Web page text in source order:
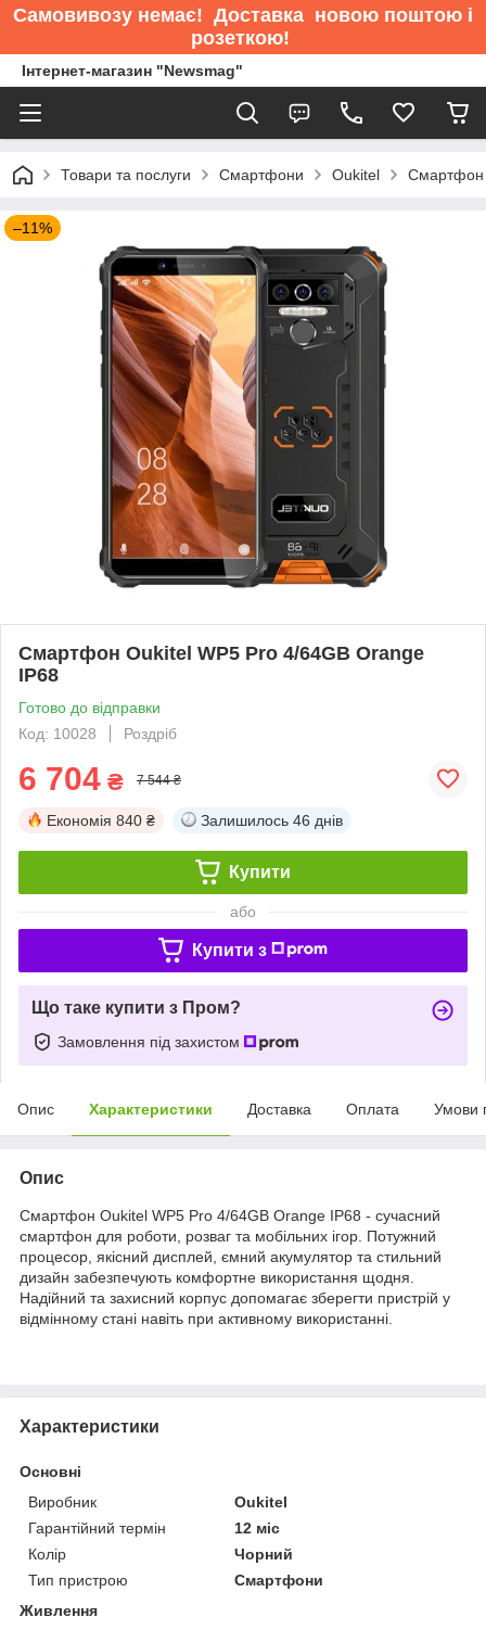
Самовивозу немає! Доставка новою поштою і
розеткою!
Інтернет-магазин "Newsmag"
Товари та послуги Смартфони Oukitel Смартфон
–11%
Смартфон Oukitel WP5 Pro 4/64GB Orange
IP68
Готово до відправки
Код: 10028
Роздріб
6 704 ₴ 7 544 ₴
Економія 840 ₴ Залишилось 46 днів
Купити
або
Купити з
Що таке купити з Пром?
Замовлення під захистом
Опис Характеристики Доставка Оплата Умови
Опис
Смартфон Oukitel WP5 Pro 4/64GB Orange IP68 - сучасний
смартфон для роботи, розваг та мобільних ігор. Потужний
процесор, якісний дисплей, ємний акумулятор та стильний
дизайн забезпечують комфортне використання щодня.
Надійний та захисний корпус допомагає зберегти пристрій у
відмінному стані навіть при активному використанні.
Характеристики
Основні
Виробник
Oukitel
Гарантійний термін
12 міс
Колір
Чорний
Тип пристрою
Смартфони
Живлення